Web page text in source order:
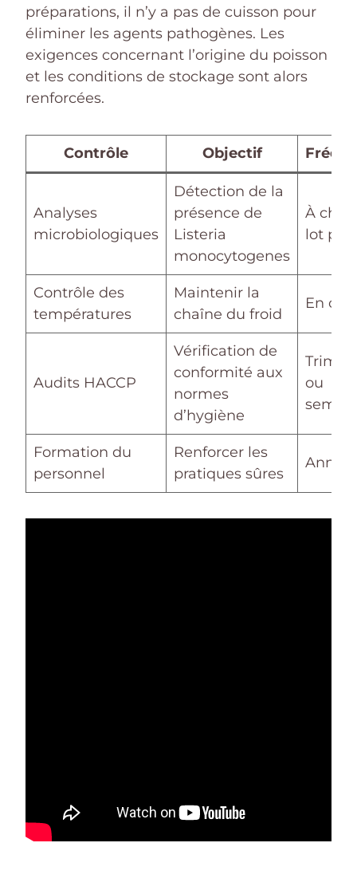
préparations, il n’y a pas de cuisson pour
éliminer les agents pathogènes. Les
exigences concernant l’origine du poisson
et les conditions de stockage sont alors
renforcées.
Contrôle Objectif
Analyses
microbiologiques
Détection de la
présence de
Listeria
monocytogenes
À
lot
Contrôle des
températures
Maintenir la
chaîne du froid
En
Audits HACCP
Vérification de
conformité aux
normes
d’hygiène
ou
Formation du
personnel
Renforcer les
pratiques sûres
Annuel